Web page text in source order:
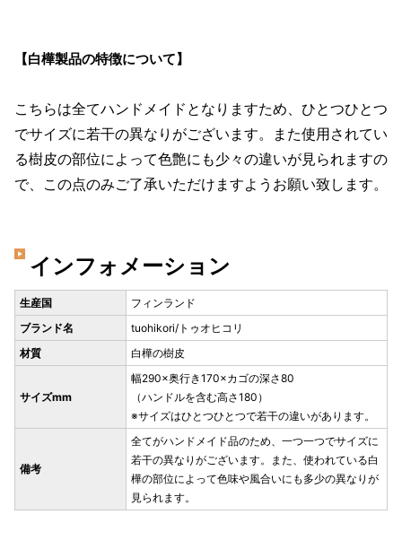
【白樺製品の特徴について】
こちらは全てハンドメイドとなりますため、ひとつひとつ
でサイズに若干の異なりがございます。また使用されてい
る樹皮の部位によって色艶にも少々の違いが見られますの
で、この点のみご了承いただけますようお願い致します。
インフォメーション
生産国
フィンランド
ブランド名
tuohikori/トゥオヒコリ
材質
白樺の樹皮
サイズmm
幅290×奥行き170×カゴの深さ80
（ハンドルを含む高さ180）
※サイズはひとつひとつで若干の違いがあります。
備考
全てがハンドメイド品のため、一つ一つでサイズに
若干の異なりがございます。また、使われている白
樺の部位によって色味や風合いにも多少の異なりが
見られます。